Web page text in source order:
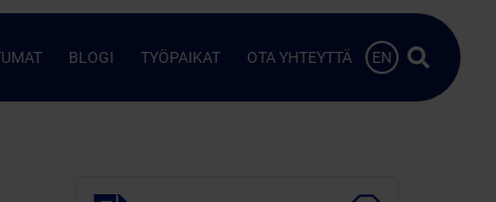
BLOGI TYÖPAIKAT OTA YHTEYTTÄ EN Hae…